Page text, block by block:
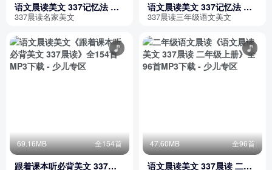
语文晨读美文 337记忆法 六
年级上册
337晨读名家美文
语文晨读美文 337记忆法 三
年级上册
337晨读三年级语文美文
69.16MB 全154首
跟着课本听必背美文 337晨
47.60MB 全96首
语文晨读美文 337晨读 二年